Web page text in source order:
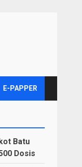
E-PAPPER
Batu
Dosis